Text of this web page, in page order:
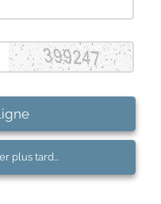
plus tard...